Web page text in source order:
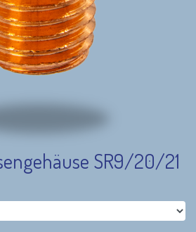
SR9/20/21